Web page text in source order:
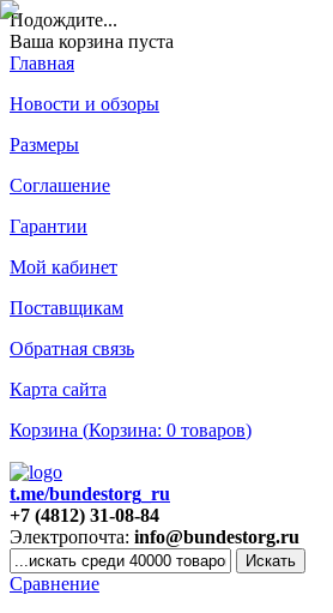
Подождите...
Ваша корзина пуста
Главная
Новости и обзоры
Размеры
Соглашение
Гарантии
Мой кабинет
Поставщикам
Обратная связь
Карта сайта
Корзина (Корзина: 0 товаров)
t.me/bundestorg_ru
+7 (4812) 31-08-84
Электропочта: info@bundestorg.ru
Сравнение